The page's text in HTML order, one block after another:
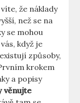
že náklady
než se na
se mohou
když je
způsoby,
krokem
a popisy
věnujte